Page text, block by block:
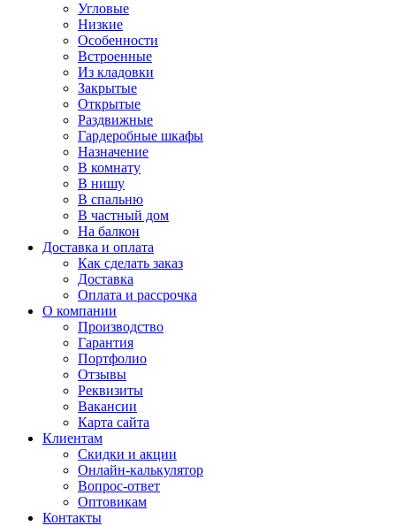
Угловые
Низкие
Особенности
Встроенные
Из кладовки
Закрытые
Открытые
Раздвижные
Гардеробные шкафы
Назначение
В комнату
В нишу
В спальню
В частный дом
На балкон
Доставка и оплата
Как сделать заказ
Доставка
Оплата и рассрочка
О компании
Производство
Гарантия
Портфолио
Отзывы
Реквизиты
Вакансии
Карта сайта
Клиентам
Скидки и акции
Онлайн-калькулятор
Вопрос-ответ
Оптовикам
Контакты